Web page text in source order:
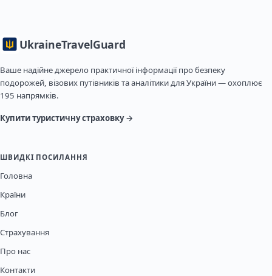
UkraineTravelGuard
Ваше надійне джерело практичної інформації про безпеку
подорожей, візових путівників та аналітики для України — охоплює
195 напрямків.
Купити туристичну страховку →
ШВИДКІ ПОСИЛАННЯ
Головна
Країни
Блог
Страхування
Про нас
Контакти